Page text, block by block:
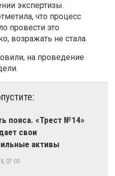
экспертизы.
что процесс
провести это
возражать не стала.
на проведение
пояса. «Трест №14»
свои
активы
07:00